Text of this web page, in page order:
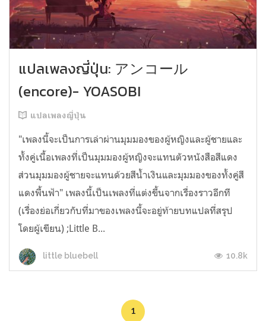
แปลเพลงญี่ปุ่น: アンコール
(encore)- YOASOBI
แปลเพลงญี่ปุ่น
"เพลงนี้จะเป็นการเล่าผ่านมุมมองของผู้หญิงและผู้ชายและ
ทั้งคู่เนื้อเพลงที่เป็นมุมมองผู้หญิงจะแทนตัวหนังสือสีแดง
ส่วนมุมมองผู้ชายจะแทนด้วยสีน้ำเงินและมุมมองของทั้งคู่สี
แดงพื้นฟ้า" เพลงนี้เป็นเพลงที่แต่งขึ้นจากเรื่องราวอีกที
(เรื่องย่อเกี่ยวกับที่มาของเพลงนี้จะอยู่ท้ายบทแปลที่สรุป
โดยผู้เขียน) ;Little B...
little bluebell 10.8k
1